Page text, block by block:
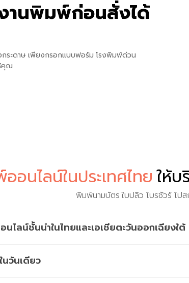
านพิมพ์ก่อนสั่งได้
ระดาษ เพียงกรอกแบบฟอร์ม โรงพิมพ์ด่วน
คุณ
อนไลน์ในประเทศไทย ให้บ
พิมพ์นามบัตร ใบปลิว โบรชัวร์ โปส
ไลน์ชั้นนำในไทยและเอเชียตะวันออกเฉียงใต้
ยพร บัตรเชิญ สื่อการตลาด และสิ่งพิมพ์อื่น ๆ พิมพ์ด้วยเครื่
วันเดียว